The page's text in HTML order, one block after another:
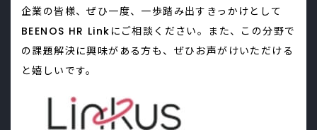
企業の皆様、ぜひ一度、一歩踏み出すきっかけとして
BEENOS HR Linkにご相談ください。また、この分野で
の課題解決に興味がある方も、ぜひお声がけいただける
と嬉しいです。